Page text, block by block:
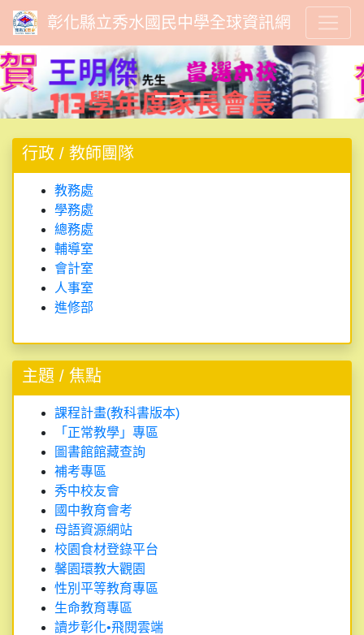
彰化縣立秀水國民中學全球資訊網
Previous
行政 / 教師團隊
教務處
學務處
總務處
輔導室
會計室
人事室
進修部
主題 / 焦點
課程計畫(教科書版本)
「正常教學」專區
圖書館館藏查詢
補考專區
秀中校友會
國中教育會考
母語資源網站
校園食材登錄平台
馨園環教大觀園
性別平等教育專區
生命教育專區
讀步彰化•飛閱雲端